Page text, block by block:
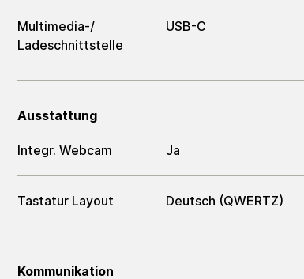
Multimedia-/​
Ladeschnittstelle
USB-C
Ausstattung
Integr. Webcam Ja
Tastatur Layout Deutsch (QWERTZ)
Kommunikation